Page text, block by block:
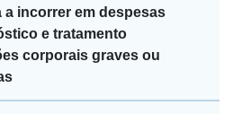
a incorrer em despesas
e tratamento
corporais graves ou